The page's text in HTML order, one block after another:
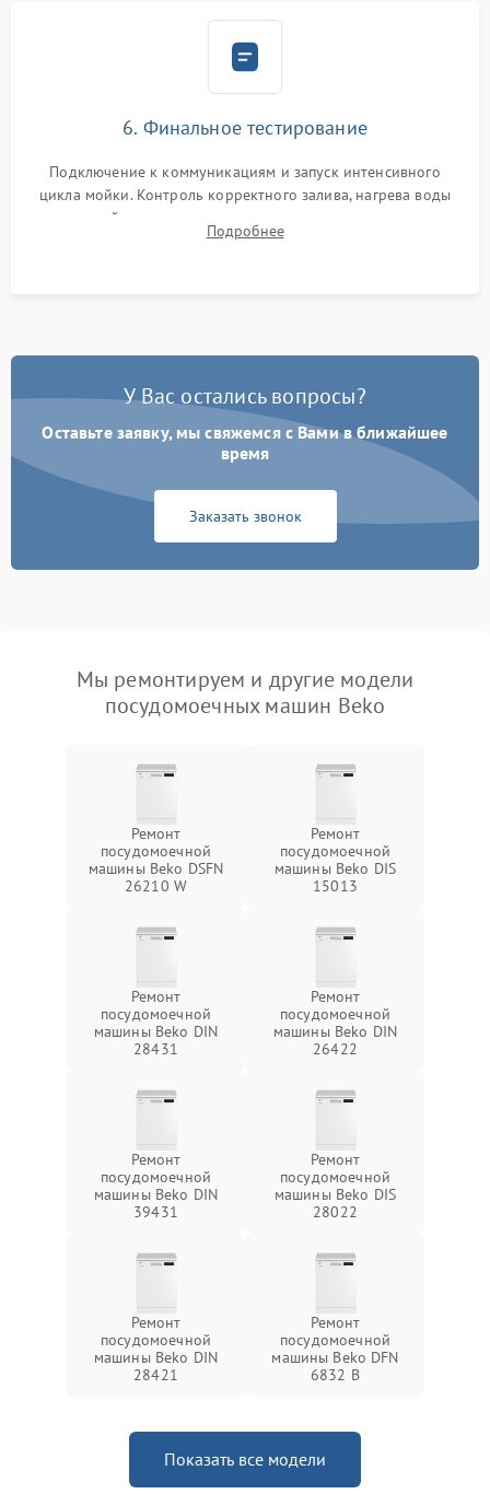
6. Финальное тестирование
Подключение к коммуникациям и запуск интенсивного
цикла мойки. Контроль корректного залива, нагрева воды
до нужной температуры, отсутствия посторонних шумов,
штатного слива и абсолютной сухости в поддоне.
Подробнее
У Вас остались вопросы?
Оставьте заявку, мы свяжемся с Вами в ближайшее
время
Заказать звонок
Мы ремонтируем и другие модели
посудомоечных машин Beko
Ремонт
посудомоечной
машины Beko DSFN
26210 W
Ремонт
посудомоечной
машины Beko DIS
15013
Ремонт
посудомоечной
машины Beko DIN
28431
Ремонт
посудомоечной
машины Beko DIN
26422
Ремонт
посудомоечной
машины Beko DIN
39431
Ремонт
посудомоечной
машины Beko DIS
28022
Ремонт
посудомоечной
машины Beko DIN
28421
Ремонт
посудомоечной
машины Beko DFN
6832 B
Показать все модели